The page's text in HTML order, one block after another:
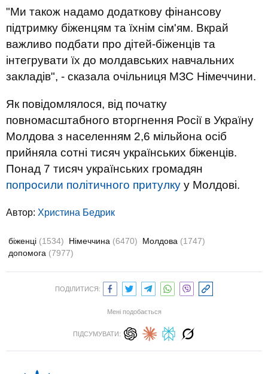
"Ми також надамо додаткову фінансову
підтримку біженцям та їхнім сім'ям. Вкрай
важливо подбати про дітей-біженців та
інтегрувати їх до молдавських навчальних
закладів", - сказала очільниця МЗС Німеччини.
Як повідомлялося, від початку
повномасштабного вторгнення Росії в Україну
Молдова з населенням 2,6 мільйона осіб
прийняла сотні тисяч українських біженців.
Понад 7 тисяч українських громадян
попросили політичного притулку у Молдові.
Автор: Христина Бедрик
біженці (1534) Німеччина (6470) Молдова (1747)
допомога (7977)
ПОДІЛИТИСЯ:
Мені подобається
ПІДСУМУВАТИ: